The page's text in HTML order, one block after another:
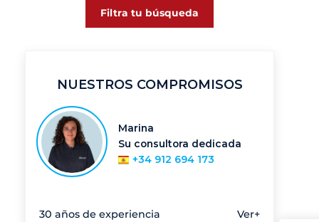
Filtra tu búsqueda
NUESTROS COMPROMISOS
Marina
Su consultora dedicada
+34 912 694 173
30 años de experiencia Ver+